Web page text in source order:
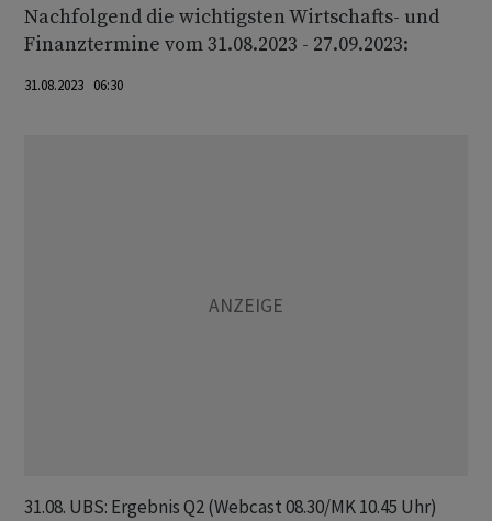
Nachfolgend die wichtigsten Wirtschafts- und
Finanztermine vom 31.08.2023 - 27.09.2023:
31.08.2023 06:30
31.08. UBS: Ergebnis Q2 (Webcast 08.30/MK 10.45 Uhr)